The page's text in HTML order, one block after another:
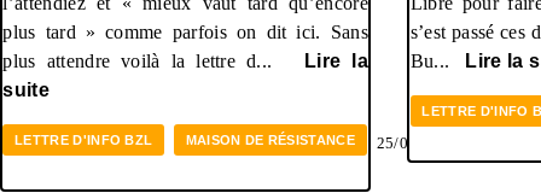
plus tard » comme parfois on dit ici. Sans
plus attendre voilà la lettre d...
Lire la
suite
LETTRE D'INFO BZL MAISON DE RÉSISTANCE 25/04/2025
s’est passé ces
Bu...
Lire la
LETTRE D'INFO